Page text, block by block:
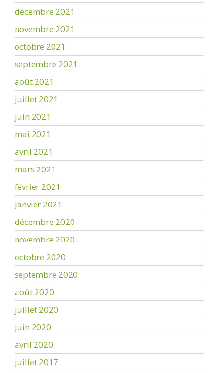
décembre 2021
novembre 2021
octobre 2021
septembre 2021
août 2021
juillet 2021
juin 2021
mai 2021
avril 2021
mars 2021
février 2021
janvier 2021
décembre 2020
novembre 2020
octobre 2020
septembre 2020
août 2020
juillet 2020
juin 2020
avril 2020
juillet 2017